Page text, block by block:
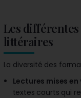
Les
littéraires
La diversité des
Lectures mises en
textes courts qui